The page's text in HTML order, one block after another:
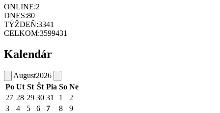
ONLINE:2
DNES:80
TÝŽDEŇ:3341
CELKOM:3599431
Kalendár
August2026
Po Ut St Št Pia So Ne
27 28 29 30 31 1
2
3
4 5 6 7 8
9